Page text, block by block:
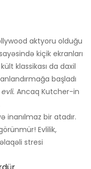
aktyoru olduğu
kiçik ekranları
klassikası da daxil
başladı
Ancaq Kutcher-in
inanılmaz bir atadır.
Evlilik,
stresi